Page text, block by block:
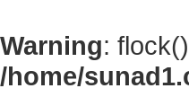
Warning:
/home/